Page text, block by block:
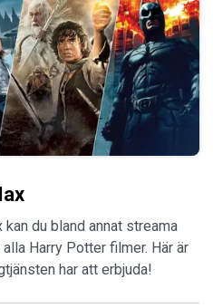
du bland annat streama
Harry Potter filmer. Här är
har att erbjuda!